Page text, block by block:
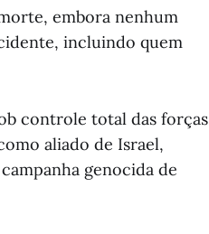
embora nenhum
incluindo quem
controle total das forças
aliado de Israel,
genocida de